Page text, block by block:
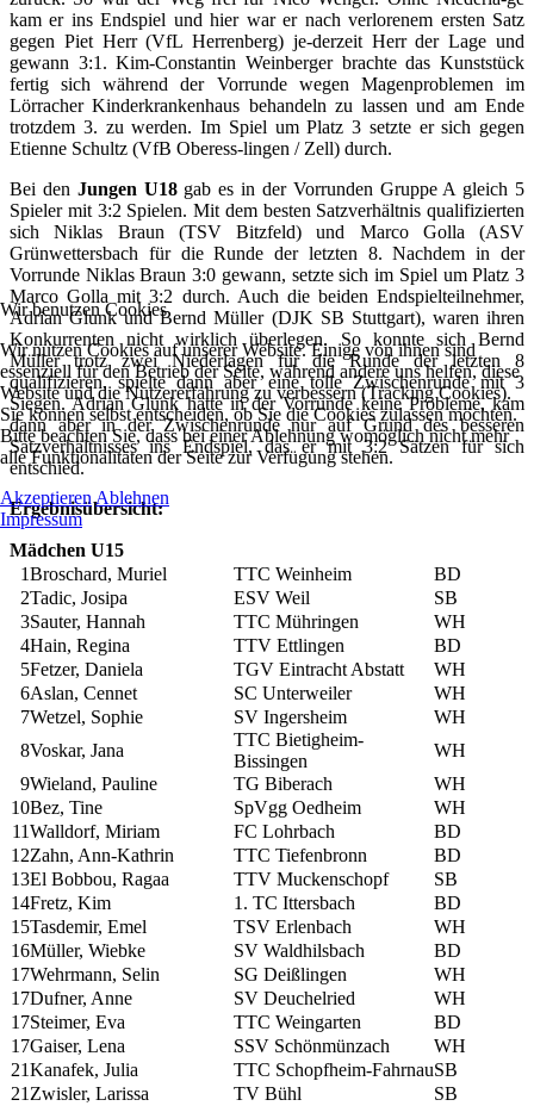
kam er ins Endspiel und hier war er nach verlorenem ersten Satz
gegen Piet Herr (VfL Herrenberg) je-derzeit Herr der Lage und
gewann 3:1. Kim-Constantin Weinberger brachte das Kunststück
fertig sich während der Vorrunde wegen Magenproblemen im
Lörracher Kinderkrankenhaus behandeln zu lassen und am Ende
trotzdem 3. zu werden. Im Spiel um Platz 3 setzte er sich gegen
Etienne Schultz (VfB Oberess-lingen / Zell) durch.
Bei den Jungen U18gab es in der Vorrunden Gruppe A gleich 5
Spieler mit 3:2 Spielen. Mit dem besten Satzverhältnis qualifizierten
sich Niklas Braun (TSV Bitzfeld) und Marco Golla (ASV
Grünwettersbach für die Runde der letzten 8. Nachdem in der
Vorrunde Niklas Braun 3:0 gewann, setzte sich im Spiel um Platz 3
Marco Golla mit 3:2 durch. Auch die beiden Endspielteilnehmer,
Adrian Glunk und Bernd Müller (DJK SB Stuttgart), waren ihren
Konkurrenten nicht wirklich überlegen. So konnte sich Bernd
Müller trotz zwei Niederlagen für die Runde der letzten 8
qualifizieren, spielte dann aber eine tolle Zwischenrunde mit 3
Siegen. Adrian Glunk hatte in der Vorrunde keine Probleme, kam
dann aber in der Zwischenrunde nur auf Grund des besseren
Satzverhältnisses ins Endspiel, das er mit 3:2 Sätzen für sich
entschied.
Ergebnisübersicht:
Mädchen U15
1Broschard, Muriel TTC Weinheim
BD
2Tadic, Josipa ESV Weil
SB
3Sauter, Hannah TTC Mühringen
WH
4Hain, Regina TTV Ettlingen
BD
5Fetzer, Daniela TGV Eintracht Abstatt
WH
6Aslan, Cennet SC Unterweiler
WH
7Wetzel, Sophie SV Ingersheim
WH
8Voskar, Jana
TTC Bietigheim-
Bissingen
WH
9Wieland, Pauline TG Biberach
WH
10Bez, Tine SpVgg Oedheim
WH
11Walldorf, Miriam FC Lohrbach
BD
12Zahn, Ann-Kathrin TTC Tiefenbronn
BD
13El Bobbou, Ragaa TTV Muckenschopf
SB
14Fretz, Kim 1. TC Ittersbach
BD
15Tasdemir, Emel TSV Erlenbach
WH
16Müller, Wiebke SV Waldhilsbach
BD
17Wehrmann, Selin SG Deißlingen
WH
17Dufner, Anne SV Deuchelried
WH
17Steimer, Eva TTC Weingarten
BD
17Gaiser, Lena SSV Schönmünzach
WH
21Kanafek, Julia TTC Schopfheim-FahrnauSB
21 Zwisler, Larissa TV Bühl
SB
Wir benutzen Cookies
Wir nutzen Cookies auf unserer Website. Einige von ihnen sind
essenziell für den Betrieb der Seite, während andere uns helfen, diese
Website und die Nutzererfahrung zu verbessern (Tracking Cookies).
Sie können selbst entscheiden, ob Sie die Cookies zulassen möchten.
Bitte beachten Sie, dass bei einer Ablehnung womöglich nicht mehr
alle Funktionalitäten der Seite zur Verfügung stehen.
Akzeptieren Ablehnen
Impressum